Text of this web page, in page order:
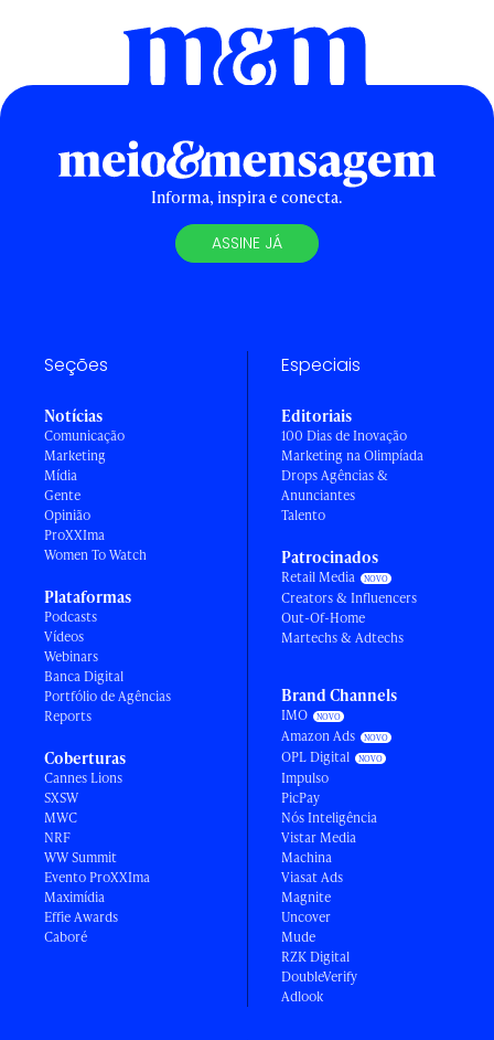
Informa, inspira e conecta.
ASSINE JÁ
Seções
Notícias
Comunicação
Marketing
Mídia
Gente
Opinião
ProXXIma
Women To Watch
Plataformas
Podcasts
Vídeos
Webinars
Banca Digital
Portfólio de Agências
Reports
Coberturas
Cannes Lions
SXSW
MWC
NRF
WW Summit
Evento ProXXIma
Maximídia
Effie Awards
Caboré
Especiais
Editoriais
100 Dias de Inovação
Marketing na Olimpíada
Drops Agências &
Anunciantes
Talento
Patrocinados
Retail Media
Creators & Influencers
Out-Of-Home
Martechs & Adtechs
Brand Channels
IMO
Amazon Ads
OPL Digital
Impulso
PicPay
Nós Inteligência
Vistar Media
Machina
Viasat Ads
Magnite
Uncover
Mude
RZK Digital
DoubleVerify
Adlook